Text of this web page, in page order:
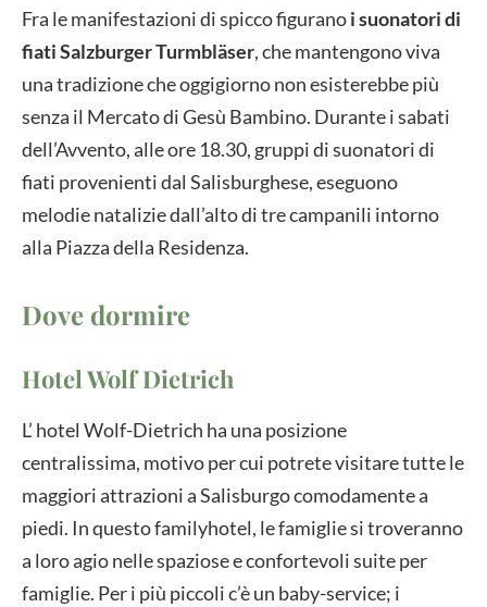
Fra le manifestazioni di spicco figuranoi suonatori di
fiati Salzburger Turmbläser, che mantengono viva
una tradizione che oggigiorno non esisterebbe più
senza il Mercato di Gesù Bambino. Durante i sabati
dell’Avvento, alle ore 18.30, gruppi di suonatori di
fiati provenienti dal Salisburghese, eseguono
melodie natalizie dall’alto di tre campanili intorno
alla Piazza della Residenza.
Dove dormire
Hotel Wolf Dietrich
L’ hotel Wolf-Dietrich ha una posizione
centralissima, motivo per cui potrete visitare tutte le
maggiori attrazioni a Salisburgo comodamente a
piedi. In questo familyhotel, le famiglie si troveranno
a loro agio nelle spaziose e confortevoli suite per
famiglie. Per i più piccoli c’è un baby-service; i